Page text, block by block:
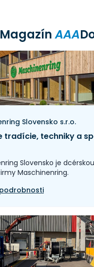
MagazínAAA
Slovensko s.r.o.
tradície, techniky a
Slovensko je
Maschinenring.